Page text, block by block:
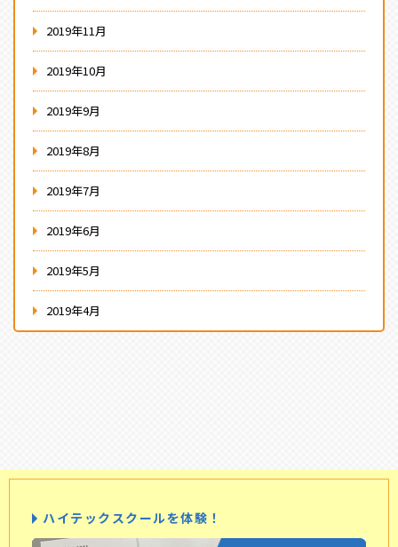
2019年11月
2019年10月
2019年9月
2019年8月
2019年7月
2019年6月
2019年5月
2019年4月
ハイテックスクールを体験！